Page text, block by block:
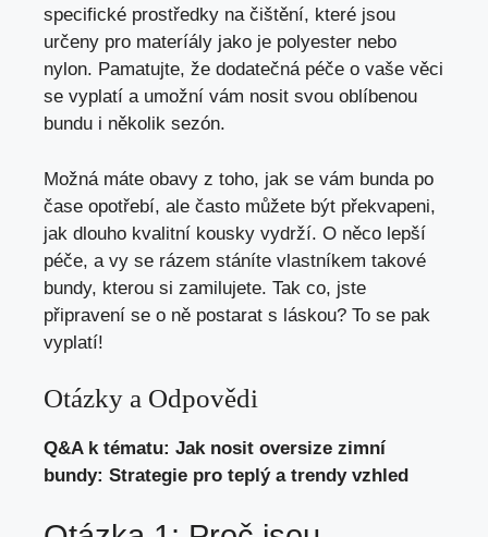
specifické prostředky na čištění, které jsou
určeny pro materíály jako je polyester nebo
nylon. Pamatujte, že dodatečná péče⁤ o vaše věci
se vyplatí a ‍umožní vám nosit svou oblíbenou
bundu i ‍několik sezón.
Možná máte obavy z‌ toho, jak se vám bunda po
čase opotřebí, ale často můžete být překvapeni,
jak dlouho kvalitní kousky vydrží. O něco lepší
péče, a vy se rázem stáníte vlastníkem takové
bundy, kterou si zamilujete. Tak co, ⁢jste
připravení se o ⁢ně postarat s láskou? To se pak
vyplatí!
Otázky a Odpovědi
Q&A k tématu: Jak ⁣nosit oversize zimní
bundy: Strategie pro ​teplý a trendy vzhled